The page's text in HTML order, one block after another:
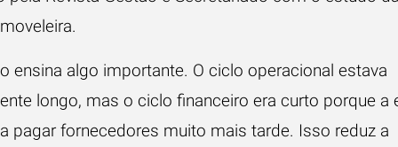
ensina algo importante. O ciclo operacional estava
longo, mas o ciclo financeiro era curto porque a
pagar fornecedores muito mais tarde. Isso reduz a